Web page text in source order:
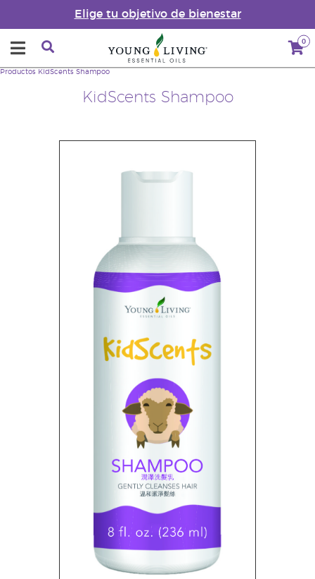
Elige tu objetivo de bienestar
0
KidScents Shampoo
Productos KidScents Shampoo